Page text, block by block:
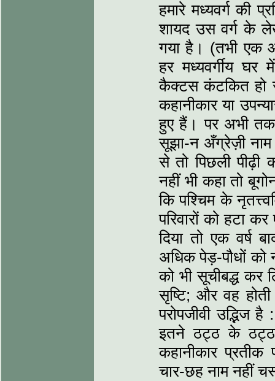
हमारे मध्यवर्ग की
शायद उस वर्ग के
गया है। (तभी एक
हर मध्यवर्गीय घर
कैक्टस कंटकित हो
कहानीकार या
हुए हैं। पर अभी तक
सूझा-न अँग्रेज़ी नाम
से तो पिछली
नहीं भी कहा तो
कि पश्चिम के
परिवारों को हटा
दिया तो एक वर्ष
अधिक पेड़-पौधों
को भी सूचीबद्ध कर
सृष्टि; और वह
परोपजीवी उद्भिज
इतने ठट्ठ के ठट्ठ
कहानीकार
चार-छह नाम नहीं